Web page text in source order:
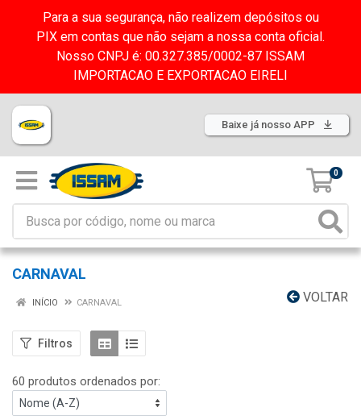
Para a sua segurança, não realizem depósitos ou
PIX em contas que não sejam a nossa conta oficial.
Nosso CNPJ é: 00.327.385/0002-87 ISSAM
IMPORTACAO E EXPORTACAO EIRELI
Baixe já nosso APP
0
CARNAVAL
VOLTAR
INÍCIO CARNAVAL
Filtros
60 produtos ordenados por: